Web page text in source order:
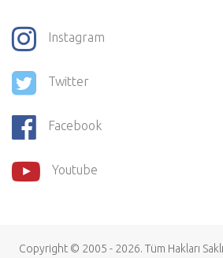
Instagram
Twitter
Facebook
Youtube
Copyright © 2005 - 2026. Tüm Hakları